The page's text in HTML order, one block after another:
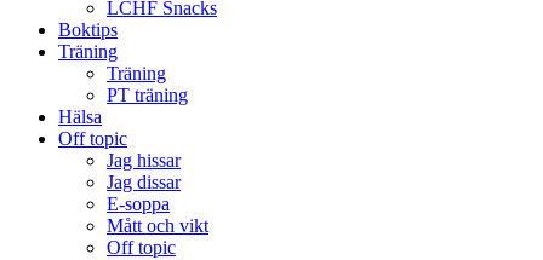
LCHF Snacks
Boktips
Träning
Träning
PT träning
Hälsa
Off topic
Jag hissar
Jag dissar
E-soppa
Mått och vikt
Off topic